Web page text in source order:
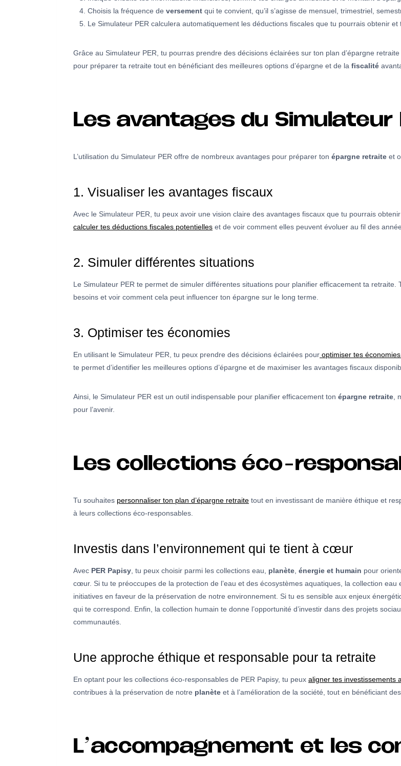
Choisis la fréquence de versement qui te convient, qu’il s’agisse de mensuel, trimestriel,
Le Simulateur PER calculera automatiquement les déductions fiscales que tu pourrais obtenir
Grâce au Simulateur PER, tu pourras prendre des décisions éclairées sur ton plan d’épargne
pour préparer ta retraite tout en bénéficiant des meilleures options d’épargne et de la fiscalité
Les avantages du Simulateur
L’utilisation du Simulateur PER offre de nombreux avantages pour préparer ton épargne retraite et
1. Visualiser les avantages fiscaux
Avec le Simulateur PER, tu peux avoir une vision claire des avantages fiscaux que tu pourrais
calculer tes déductions fiscales potentielles et de voir comment elles peuvent évoluer au fil des
2. Simuler différentes situations
Le Simulateur PER te permet de simuler différentes situations pour planifier efficacement ta
besoins et voir comment cela peut influencer ton épargne sur le long terme.
3. Optimiser tes économies
En utilisant le Simulateur PER, tu peux prendre des décisions éclairées pour optimiser tes
te permet d’identifier les meilleures options d’épargne et de maximiser les avantages fiscaux
Ainsi, le Simulateur PER est un outil indispensable pour planifier efficacement ton épargne retraite ,
pour l’avenir.
Les collections éco-
Tu souhaites personnaliser ton plan d’épargne retraite tout en investissant de manière éthique et
à leurs collections éco-responsables.
Investis dans l’environnement qui te tient à cœur
Avec PER Papisy , tu peux choisir parmi les collections eau, planète énergie et humain pour
cœur. Si tu te préoccupes de la protection de l’eau et des écosystèmes aquatiques, la collection eau
initiatives en faveur de la préservation de notre environnement. Si tu es sensible aux enjeux
qui te correspond. Enfin, la collection humain te donne l’opportunité d’investir dans des projets
communautés.
Une approche éthique et responsable pour ta retraite
En optant pour les collections éco-responsables de PER Papisy, tu peux aligner tes investissements
contribues à la préservation de notre planète et à l’amélioration de la société, tout en bénéficiant
L’accompagnement et les